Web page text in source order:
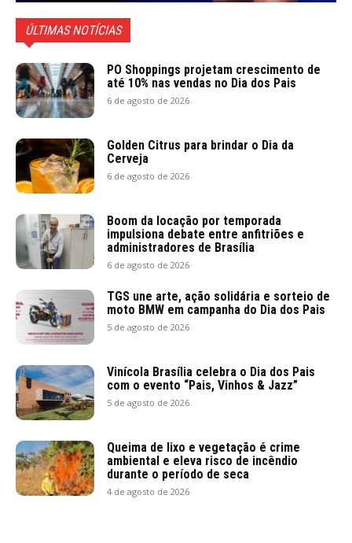
ÚLTIMAS NOTÍCIAS
PO Shoppings projetam crescimento de
até 10% nas vendas no Dia dos Pais
6 de agosto de 2026
Golden Citrus para brindar o Dia da
Cerveja
6 de agosto de 2026
Boom da locação por temporada
impulsiona debate entre anfitriões e
administradores de Brasília
6 de agosto de 2026
TGS une arte, ação solidária e sorteio de
moto BMW em campanha do Dia dos Pais
5 de agosto de 2026
Vinícola Brasília celebra o Dia dos Pais
com o evento “Pais, Vinhos & Jazz”
5 de agosto de 2026
Queima de lixo e vegetação é crime
ambiental e eleva risco de incêndio
durante o período de seca
4 de agosto de 2026